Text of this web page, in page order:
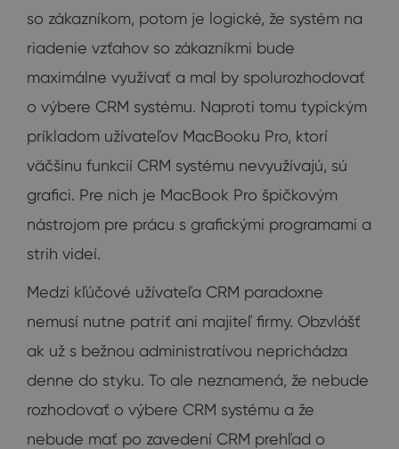
so zákazníkom, potom je logické, že systém na
riadenie vzťahov so zákazníkmi bude
maximálne využívať a mal by spolurozhodovať
o výbere CRM systému. Naproti tomu typickým
príkladom užívateľov MacBooku Pro, ktorí
väčšinu funkcií CRM systému nevyužívajú, sú
grafici. Pre nich je MacBook Pro špičkovým
nástrojom pre prácu s grafickými programami a
strih videí.
Medzi kľúčové užívateľa CRM paradoxne
nemusí nutne patriť ani majiteľ firmy. Obzvlášť
ak už s bežnou administratívou neprichádza
denne do styku. To ale neznamená, že nebude
rozhodovať o výbere CRM systému a že
nebude mať po zavedení CRM prehľad o